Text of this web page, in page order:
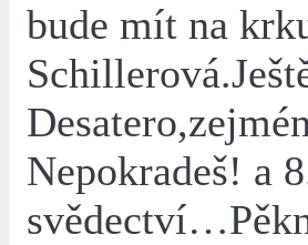
bude mít na
Nepokradeš! a